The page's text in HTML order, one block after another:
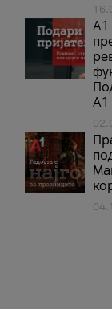
А1
А1